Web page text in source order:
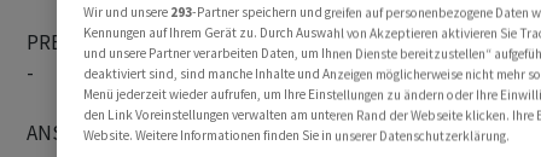
PRESSE MONTAG
-
ANSTEHENDE INFORMATIONEN VON UNTERNEHMEN
Wir und unsere 293-Partner speichern und greifen auf personenbezogene Daten
Kennungen auf Ihrem Gerät zu. Durch Auswahl von Akzeptieren aktivieren Sie
und unsere Partner verarbeiten Daten, um Ihnen Dienste bereitzustellen“
deaktiviert sind, sind manche Inhalte und Anzeigen möglicherweise nicht mehr
Menü jederzeit wieder aufrufen, um Ihre Einstellungen zu ändern oder Ihre
den Link Voreinstellungen verwalten am unteren Rand der Webseite klicken. Ihre
Website. Weitere Informationen finden Sie in unserer Datenschutzerklärung.